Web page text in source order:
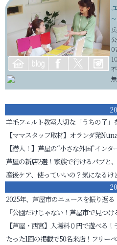
羊毛フェルト教室大切な「うちの子」
【ママスタッフ取材】オランダ発
【潜入！】芦屋の“小さな外国”インタ
芦屋の新店2選！家族で行けるパブと
産後ケア、使っていいの？気になる
2025年、芦屋市のニュースを振り返る
「公園だけじゃない！芦屋市で見つけ
【芦屋・西宮】入場料０円で遊べる
たった1回の掲載で50名来店！フリー